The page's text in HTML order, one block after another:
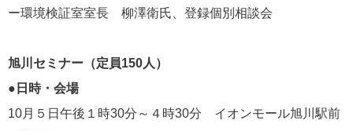
ー環境検証室室長 柳澤衛氏、登録個別相談会
旭川セミナー（定員150人）
●日時・会場
10月５日午後１時30分～４時30分 イオンモール旭川駅前